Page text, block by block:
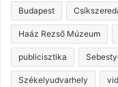
Budapest
Haáz Rezső Múzeum
publicisztika
Székelyudvarhely